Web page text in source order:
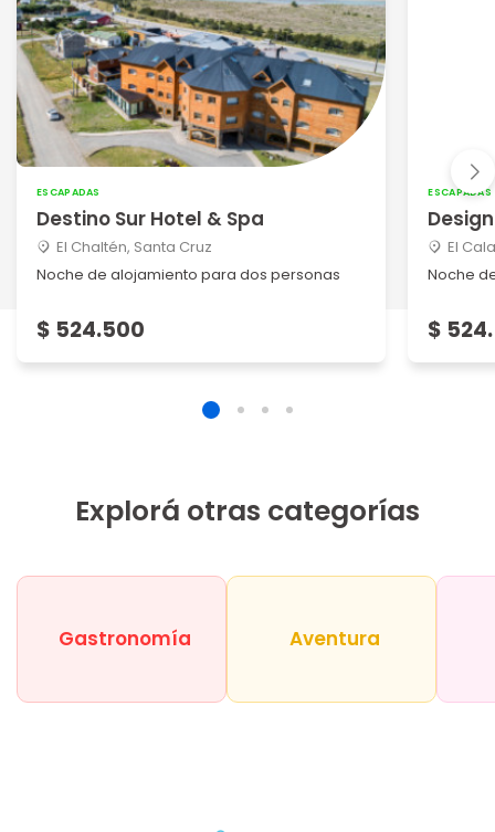
ESCAPADAS
Destino Sur Hotel & Spa
El Chaltén, Santa Cruz
Noche de alojamiento para dos personas
$ 524.500
ESCAPADAS
El
Noche
$
Explorá otras categorías
Gastronomía Aventura